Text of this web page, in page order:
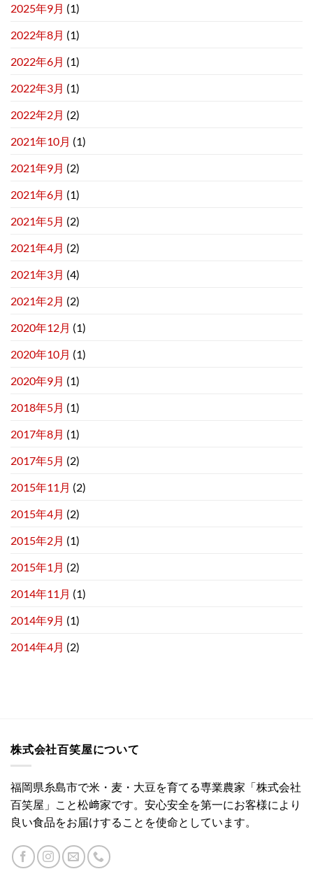
2025年9月 (1)
2022年8月 (1)
2022年6月 (1)
2022年3月 (1)
2022年2月 (2)
2021年10月 (1)
2021年9月 (2)
2021年6月 (1)
2021年5月 (2)
2021年4月 (2)
2021年3月 (4)
2021年2月 (2)
2020年12月 (1)
2020年10月 (1)
2020年9月 (1)
2018年5月 (1)
2017年8月 (1)
2017年5月 (2)
2015年11月 (2)
2015年4月 (2)
2015年2月 (1)
2015年1月 (2)
2014年11月 (1)
2014年9月 (1)
2014年4月 (2)
株式会社百笑屋について
福岡県糸島市で米・麦・大豆を育てる専業農家「株式会社
百笑屋」こと松﨑家です。安心安全を第一にお客様により
良い食品をお届けすることを使命としています。